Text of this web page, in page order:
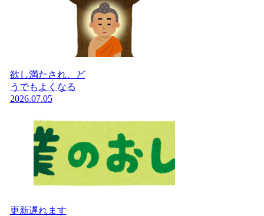
欲し満たされ、ど
うでもよくなる
2026.07.05
更新遅れます